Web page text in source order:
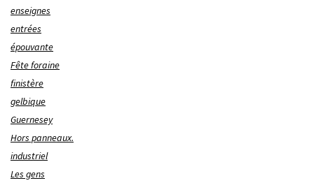
enseignes
entrées
épouvante
Fête foraine
finistère
gelbique
Guernesey
Hors panneaux.
industriel
Les gens